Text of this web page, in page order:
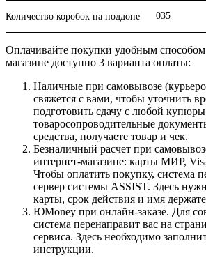
Количество коробок на поддоне 035
Оплачивайте покупки удобным
магазине доступно 3 варианта оплаты:
Наличные при самовывозе
свяжется с вами, чтобы уточнить
подготовить сдачу с любой
товаросопроводительные
средства, получаете товар и чек.
Безналичный расчет при
интернет-магазине: карты МИР,
Чтобы оплатить покупку, система
сервер системы ASSIST. Здесь
карты, срок действия и имя
ЮMoney при онлайн-заказе. Для
система перенаправит вас на
сервиса. Здесь необходимо
инструкции.